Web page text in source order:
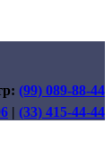
(99) 089-88-44
| (33) 415-44-44